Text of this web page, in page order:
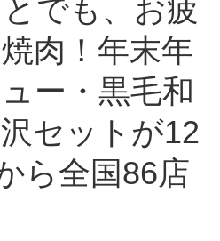
でも、お疲
肉！年末年
ー・黒毛和
セットが12
ら全国86店